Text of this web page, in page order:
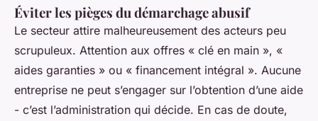
Éviter les pièges du démarchage abusif
Le secteur attire malheureusement des acteurs peu
scrupuleux. Attention aux offres « clé en main », «
aides garanties » ou « financement intégral ». Aucune
entreprise ne peut s’engager sur l’obtention d’une aide
- c’est l’administration qui décide. En cas de doute,